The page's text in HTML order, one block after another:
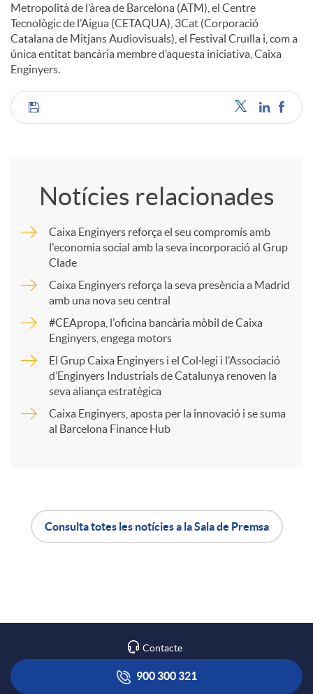
Metropolità de l’àrea de Barcelona (ATM), el Centre
Tecnològic de l’Aigua (CETAQUA), 3Cat (Corporació
Catalana de Mitjans Audiovisuals), el Festival Cruïlla i, com a
única entitat bancària membre d’aquesta iniciativa, Caixa
Enginyers.
C
r
a
r
Notícies relacionades
Caixa Enginyers reforça el seu compromís amb
l'economia social amb la seva incorporació al Grup
Clade
Caixa Enginyers reforça la seva presència a Madrid
amb una nova seu central
#CEApropa, l'oficina bancària mòbil de Caixa
Enginyers, engega motors
El Grup Caixa Enginyers i el Col·legi i l’Associació
d’Enginyers Industrials de Catalunya renoven la
seva aliança estratègica
Caixa Enginyers, aposta per la innovació i se suma
al Barcelona Finance Hub
i
ó
Consulta totes les notícies a la Sala de Premsa
Contacte
900 300 321